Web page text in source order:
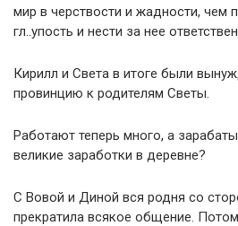
мир в черствости и жадности, чем
гл..упость и нести за нее
Кирилл и Света в итоге были
провинцию к родителям Светы.
Работают теперь много, а
великие заработки в деревне?
С Вовой и Диной вся родня со
прекратила всякое общение.